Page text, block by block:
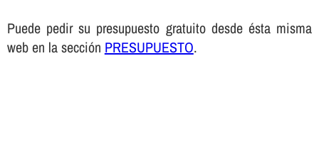
Puede pedir su presupuesto gratuito desde ésta misma
web en la sección PRESUPUESTO.